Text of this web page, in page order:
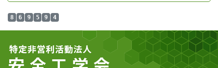
8 6 9 5 9 4